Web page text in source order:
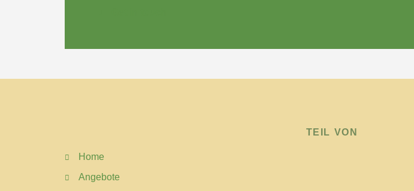
Home
Angebote
TEIL VON